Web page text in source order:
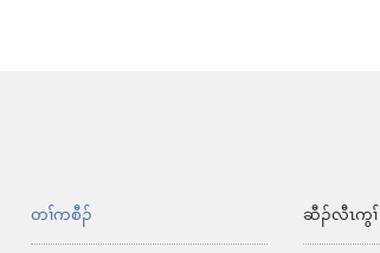
တၢ်ကစီၣ်
ဆီၣ်လီၤကွၢ်